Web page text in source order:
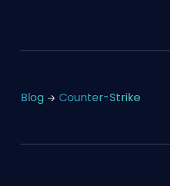
Blog Counter-Strike